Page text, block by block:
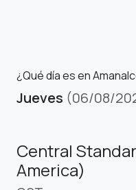
¿Qué día es en
Jueves (06/08/
Central
America)